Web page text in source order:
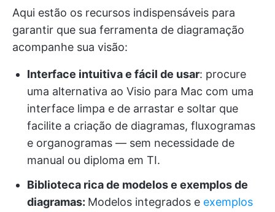
Aqui estão os recursos indispensáveis para
garantir que sua ferramenta de diagramação
acompanhe sua visão:
Interface intuitiva e fácil de usar: procure
uma alternativa ao Visio para Mac com uma
interface limpa e de arrastar e soltar que
facilite a criação de diagramas, fluxogramas
e organogramas — sem necessidade de
manual ou diploma em TI.
Biblioteca rica de modelos e exemplos de
diagramas: Modelos integrados e exemplos